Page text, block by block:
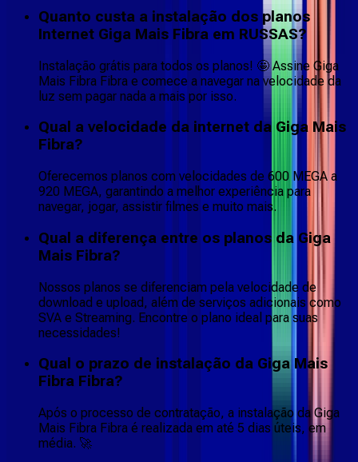
Quanto custa a instalação dos planos
Internet Giga Mais Fibra em RUSSAS?
Instalação grátis para todos os planos! 🤩 Assine Giga
Mais Fibra Fibra e comece a navegar na velocidade da
luz sem pagar nada a mais por isso.
Qual a velocidade da internet da Giga Mais
Fibra?
Oferecemos planos com velocidades de 600 MEGA a
920 MEGA, garantindo a melhor experiência para
navegar, jogar, assistir filmes e muito mais.
Qual a diferença entre os planos da Giga
Mais Fibra?
Nossos planos se diferenciam pela velocidade de
download e upload, além de serviços adicionais como
SVA e Streaming. Encontre o plano ideal para suas
necessidades!
Qual o prazo de instalação da Giga Mais
Fibra Fibra?
Após o processo de contratação, a instalação da Giga
Mais Fibra Fibra é realizada em até 5 dias úteis, em
média. 🚀